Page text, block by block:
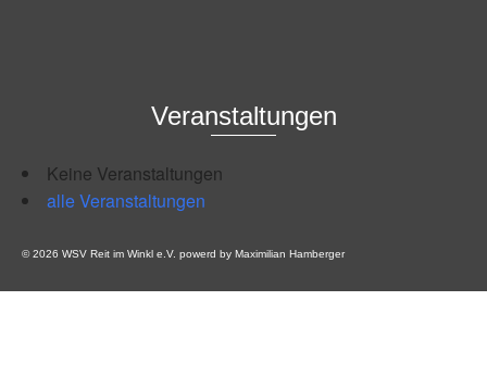
Veranstaltungen
Keine Veranstaltungen
alle Veranstaltungen
© 2026 WSV Reit im Winkl e.V. powerd by Maximilian Hamberger